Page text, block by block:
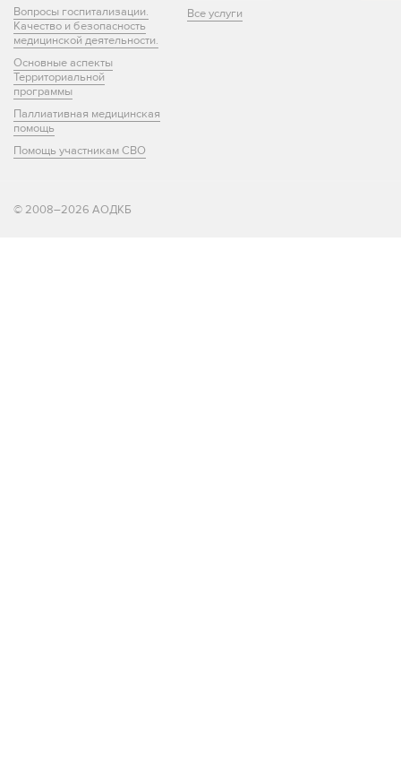
Вопросы госпитализации.
Качество и безопасность
медицинской деятельности.
Основные аспекты
Территориальной
программы
Паллиативная медицинская
помощь
Помощь участникам СВО
Все услуги
© 2008–2026 АОДКБ